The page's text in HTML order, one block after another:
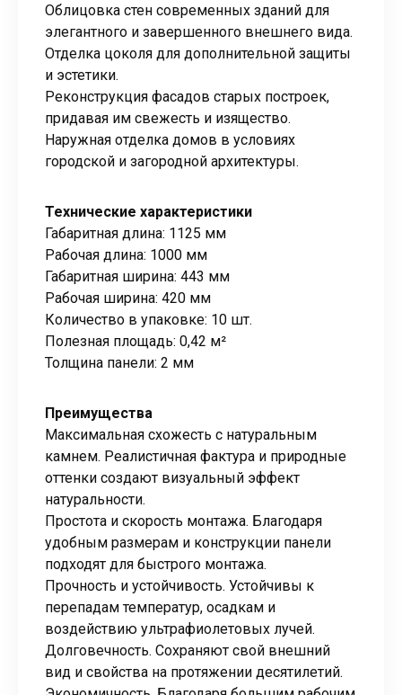
Облицовка стен современных зданий для
элегантного и завершенного внешнего вида.
Отделка цоколя для дополнительной защиты
и эстетики.
Реконструкция фасадов старых построек,
придавая им свежесть и изящество.
Наружная отделка домов в условиях
городской и загородной архитектуры.
Технические характеристики
Габаритная длина: 1125 мм
Рабочая длина: 1000 мм
Габаритная ширина: 443 мм
Рабочая ширина: 420 мм
Количество в упаковке: 10 шт.
Полезная площадь: 0,42 м²
Толщина панели: 2 мм
Преимущества
Максимальная схожесть с натуральным
камнем. Реалистичная фактура и природные
оттенки создают визуальный эффект
натуральности.
Простота и скорость монтажа. Благодаря
удобным размерам и конструкции панели
подходят для быстрого монтажа.
Прочность и устойчивость. Устойчивы к
перепадам температур, осадкам и
воздействию ультрафиолетовых лучей.
Долговечность. Сохраняют свой внешний
вид и свойства на протяжении десятилетий.